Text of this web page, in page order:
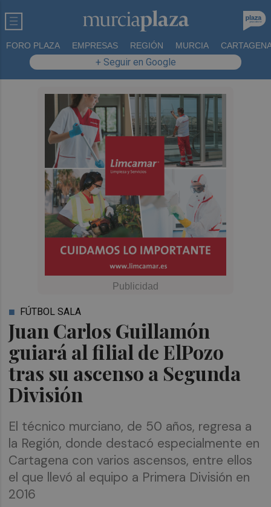
FORO PLAZA EMPRESAS REGIÓN MURCIA
+ Seguir en Google
Juan Carlos Guillamón
guiará al filial de ElPozo
tras su ascenso a Segunda
División
FÚTBOL SALA
El técnico murciano, de 50 años, regresa a
la Región, donde destacó especialmente en
Cartagena con varios ascensos, entre ellos
el que llevó al equipo a Primera División en
2016